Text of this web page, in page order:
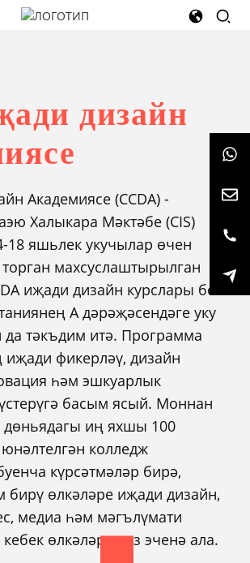
дизайн
Академиясе (CCDA) -
Халыкара Мәктәбе (CIS)
18 яшьлек укучылар өчен
махсуслаштырылган
иҗади дизайн курслары белән
А дәрәҗәсендәге уку
тәкъдим итә. Программа
иҗади фикерләү, дизайн
һәм эшкуарлык
басым ясый. Моннан
иң яхшы 100
колледж
күрсәтмәләр бирә,
өлкәләре иҗади дизайн,
медиа һәм мәгълүмати
өлкәләрне үз эченә ала.